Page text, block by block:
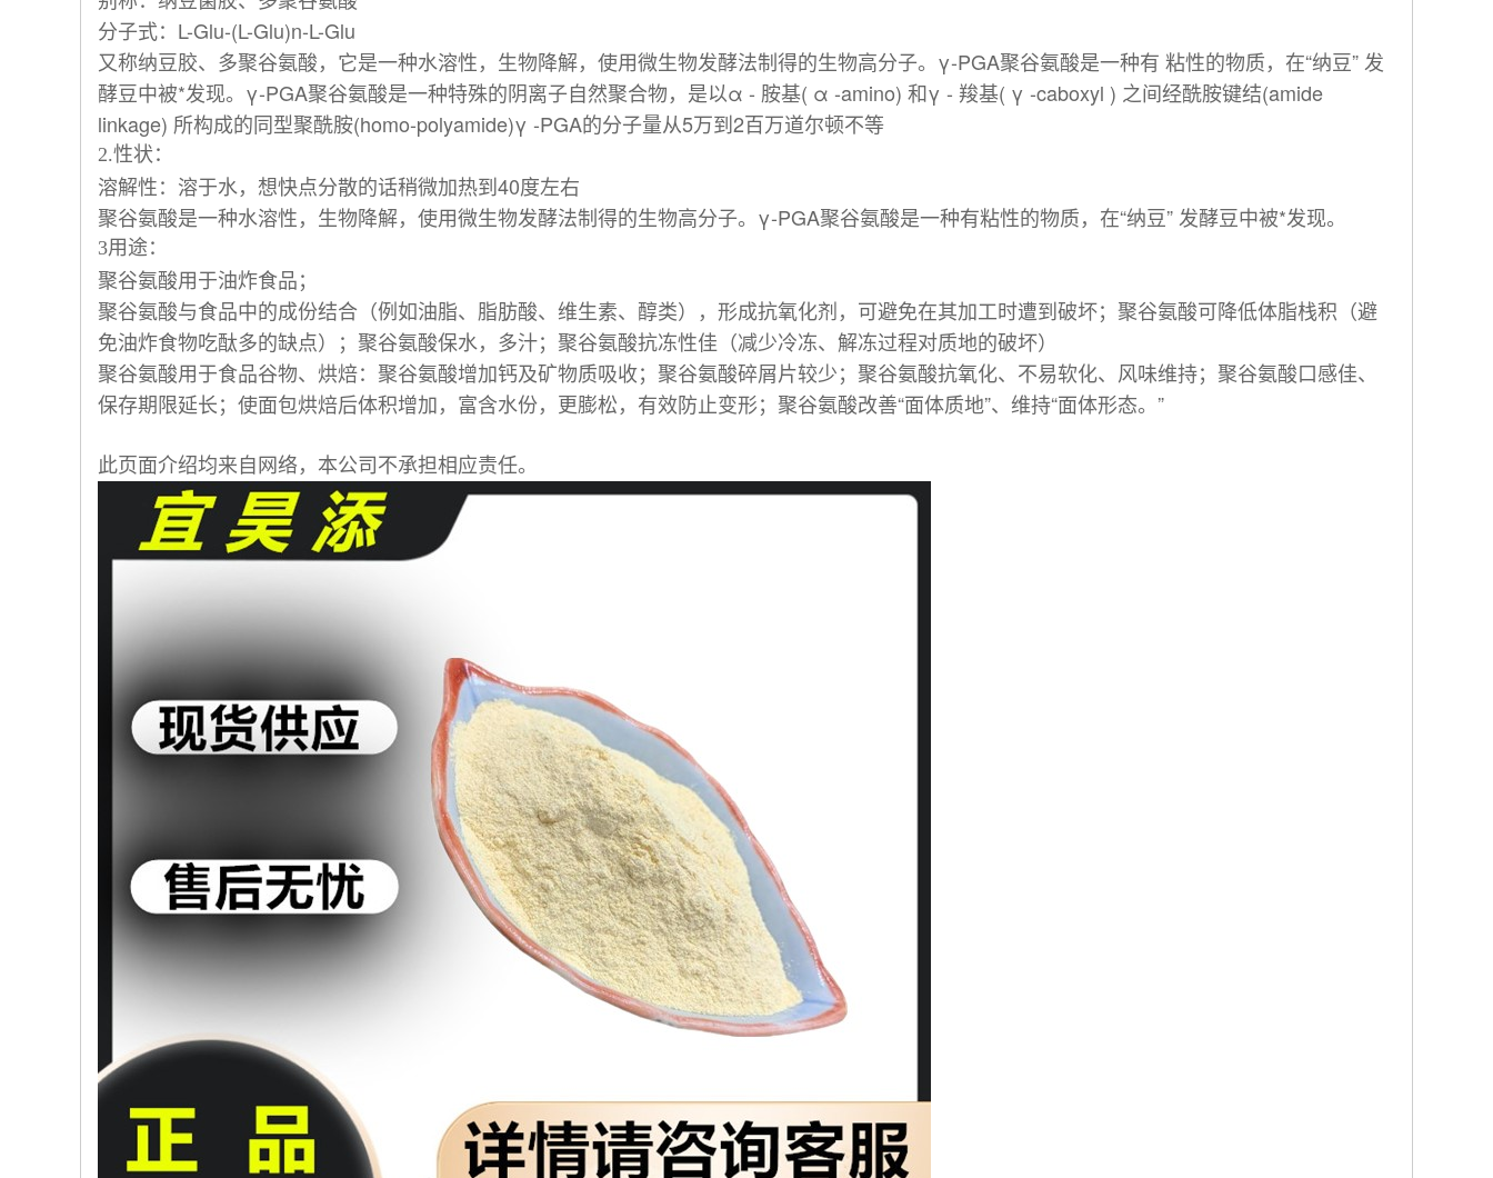
分子式：L-Glu-(L-Glu)n-L-Glu
又称纳豆胶、多聚谷氨酸，它是一种水溶性，生物降解，使用微生物发酵法制得的生物高分子。γ-PGA聚谷氨酸是一种有 粘性的物质，在“纳豆” 发
酵豆中被*发现。γ-PGA聚谷氨酸是一种特殊的阴离子自然聚合物，是以α - 胺基( α -amino) 和γ - 羧基( γ -caboxyl ) 之间经酰胺键结(amide
linkage) 所构成的同型聚酰胺(homo-polyamide)γ -PGA的分子量从5万到2百万道尔顿不等
2.性状：
溶解性：溶于水，想快点分散的话稍微加热到40度左右
聚谷氨酸是一种水溶性，生物降解，使用微生物发酵法制得的生物高分子。γ-PGA聚谷氨酸是一种有粘性的物质，在“纳豆” 发酵豆中被*发现。
3用途：
聚谷氨酸用于油炸食品；
聚谷氨酸与食品中的成份结合（例如油脂、脂肪酸、维生素、醇类），形成抗氧化剂，可避免在其加工时遭到破坏；聚谷氨酸可降低体脂栈积（避
免油炸食物吃酞多的缺点）；聚谷氨酸保水，多汁；聚谷氨酸抗冻性佳（减少冷冻、解冻过程对质地的破坏）
聚谷氨酸用于食品谷物、烘焙：聚谷氨酸增加钙及矿物质吸收；聚谷氨酸碎屑片较少；聚谷氨酸抗氧化、不易软化、风味维持；聚谷氨酸口感佳、
保存期限延长；使面包烘焙后体积增加，富含水份，更膨松，有效防止变形；聚谷氨酸改善“面体质地”、维持“面体形态。”
此页面介绍均来自网络，本公司不承担相应责任。